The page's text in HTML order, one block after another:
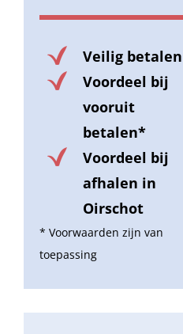
Veilig betalen
Voordeel bij
vooruit
betalen*
Voordeel bij
afhalen in
Oirschot
* Voorwaarden zijn van
toepassing